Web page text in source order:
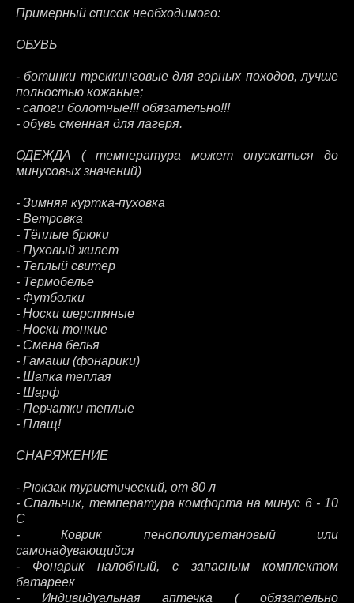
Примерный список необходимого:
ОБУВЬ
- ботинки треккинговые для горных походов, лучше
полностью кожаные;
- сапоги болотные!!! обязательно!!!
- обувь сменная для лагеря.
ОДЕЖДА ( температура может опускаться до
минусовых значений)
- Зимняя куртка-пуховка
- Ветровка
- Тёплые брюки
- Пуховый жилет
- Теплый свитер
- Термобелье
- Футболки
- Носки шерстяные
- Носки тонкие
- Смена белья
- Гамаши (фонарики)
- Шапка теплая
- Шарф
- Перчатки теплые
- Плащ!
СНАРЯЖЕНИЕ
- Рюкзак туристический, от 80 л
- Спальник, температура комфорта на минус 6 - 10
С
- Коврик пенополиуретановый или
самонадувающийся
- Фонарик налобный, с запасным комплектом
батареек
- Индивидуальная аптечка ( обязательно